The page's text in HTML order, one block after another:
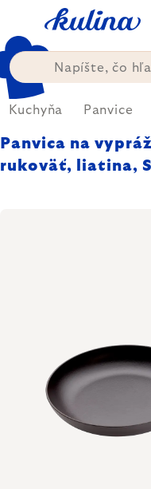
obsah
Kuchyňa Panvice
Panvica na
rukoväť, liatina,